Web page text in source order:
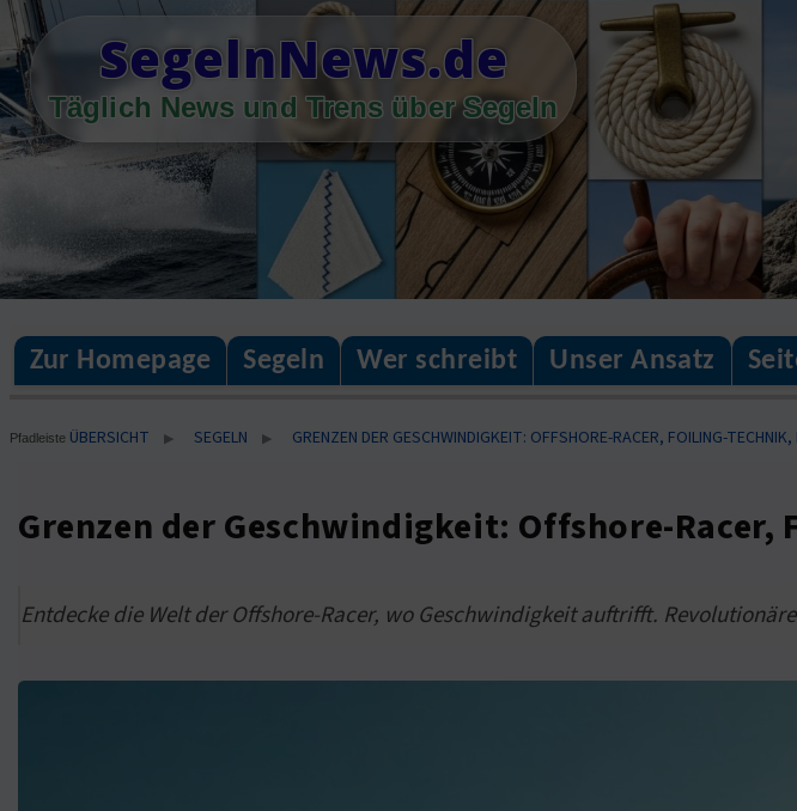
Skip
to
content
SegelnNews.de
Täglich News und Trens über Segeln
Zur Homepage Segeln Wer schreibt Unser Ansatz
Pfadleiste ÜBERSICHT ▶ SEGELN ▶ GRENZEN DER GESCHWINDIGKEIT: OFFSHORE-RACER, FOILING-TECHNIK,
Grenzen der Geschwindigkeit: Offshore-Racer,
Entdecke die Welt der Offshore-Racer, wo Geschwindigkeit auftrifft.